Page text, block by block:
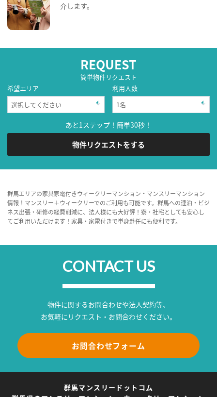
介します。
REQUEST
簡単物件リクエスト
希望エリア
利用人数
あと1ステップ！簡単30秒！
物件リクエストをする
群馬エリアの家具家電付きウィークリーマンション・マンスリーマンション
情報！マンスリー＋ウィークリーでのご利用も可能です。群馬への連泊・ビジ
ネス出張・研修の経費削減に、法人様にも大好評！寮・社宅としても安心し
てご利用いただけます！家具・家電付きで単身赴任にも便利です。
CONTACT US
物件に関するお問合わせや法人契約等、
お気軽にリクエスト・お問合わせください。
お問合わせフォーム
群馬マンスリードットコム